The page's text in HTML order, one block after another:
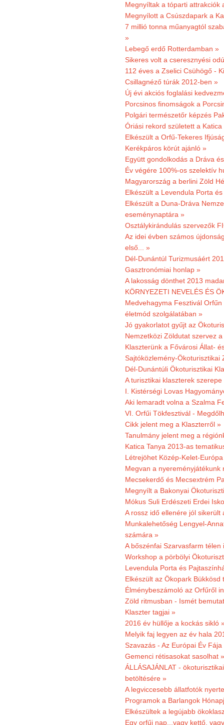
Megnyíltak a tóparti attrakciók
Megnyílott a Csúszdapark a
7 millió tonna műanyagtól
»
Lebegő erdő Rotterdamban »
Sikeres volt a cseresznyési
112 éves a Zselici Csühögő -
Csillagnéző túrák 2012-ben »
Új évi akciós foglalási
Porcsinos finomságok a
Polgári természetőr képzés
Óriási rekord született a Katica
Elkészült a Orfű-Tekeres
Kerékpáros körút ajánló »
Együtt gondolkodás a Dráva
Év végére 100%-os szelektív
Magyarország a berlini Zöld
Elkészült a Levendula Porta
Elkészült a Duna-Dráva
eseménynaptára »
Osztálykirándulás szervezők
Az idei évben számos
első... »
Dél-Dunántúl Turizmusáért
Gasztronómiai honlap »
A lakosság dönthet 2013
KÖRNYEZETI NEVELÉS ÉS
Medvehagyma Fesztivál
életmód szolgálatában »
Jó gyakorlatot gyűjt az
Nemzetközi Zöldutat szervez
Klaszterünk a Fővárosi Állat-
Sajtóközlemény-Ökoturisztikai
Dél-Dunántúli Ökoturisztikai
A turisztikai klaszterek
I. Kistérségi Lovas
Aki lemaradt volna a Szalma
VI. Orfűi Tökfesztivál -
Cikk jelent meg a Klaszterről »
Tanulmány jelent meg a
Katica Tanya 2013-as
Létrejöhet Közép-Kelet-
Megvan a nyereményjátékunk
Mecsekerdő és Mecsextrém
Megnyílt a Bakonyai
Mókus Suli Erdészeti Erdei
A rossz idő ellenére jól sikerült
Munkalehetőség Lengyel-
számára »
A bőszénfai Szarvasfarm
Workshop a pörbölyi
Levendula Porta és
Elkészült az Ökopark
Élménybeszámoló az Orfűről
Zöld ritmusban - Ismét
Klaszter tagjai »
2016 év hüllője a kockás sikló
Melyik faj legyen az év hala
Szavazás - Az Európai Év
Gemenci rétisasokat sasolhat »
ÁLLÁSAJÁNLAT -
betöltésére »
A legviccesebb állatfotók
Programok a Barlangok
Elkészültek a legújabb
Egy orfűi nap...vagy kettő,